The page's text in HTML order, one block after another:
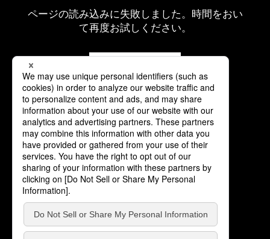
ページの読み込みに失敗しました。時間をおい
て再度お試しください。